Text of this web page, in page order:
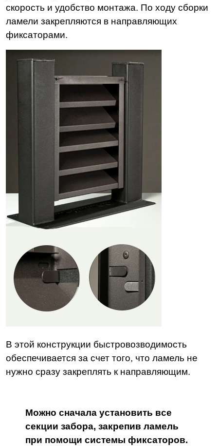
скорость и удобство монтажа. По ходу сборки
ламели закрепляются в направляющих
фиксаторами.
В этой конструкции быстровозводимость
обеспечивается за счет того, что ламель не
нужно сразу закреплять к направляющим.
Можно сначала установить все
секции забора, закрепив ламель
при помощи системы фиксаторов.